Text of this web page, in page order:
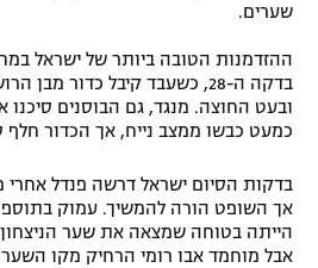
מדיניות פרטיות
תקנון פעילות ספורט 1
רשיון להקרנה פומבית לבית עסק
הצטרפות לחבילת הערוצים
לוח דרושים – ג'ובנט
שערים.
ההזדמנות הטובה ביותר של ישראל
בדקה ה-28, כשעבד קיבל כדור
כמעט כבשו ממצב נייח, אך הכדור חלף
בדקות הסיום ישראל דרשה פנדל אחרי
אך השופט הורה להמשיך. עמוק
הייתה בטוחה שמצאה את שער הניצחון
אבל מוחמד אבו רומי הרחיק מקו השער